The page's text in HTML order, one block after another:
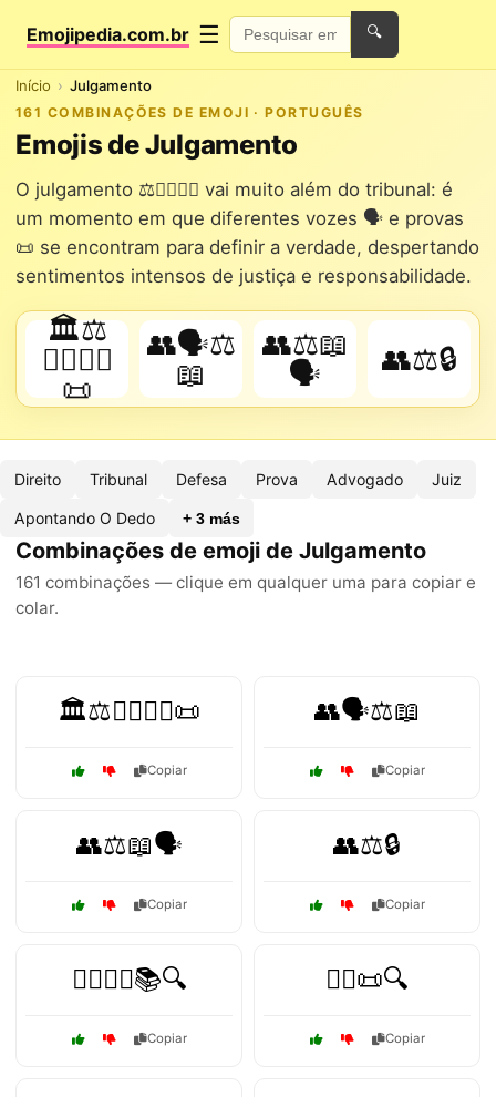
Emojipedia.com.br ☰ 🔍
Início Julgamento
161 COMBINAÇÕES DE EMOJI · PORTUGUÊS
Emojis de Julgamento
O julgamento ⚖️👨‍⚖️👩‍⚖️ vai muito além do tribunal: é
um momento em que diferentes vozes 🗣️ e provas
📜 se encontram para definir a verdade, despertando
sentimentos intensos de justiça e responsabilidade.
🏛️⚖️
👨‍⚖️👩‍⚖️
📜
👥🗣️⚖️
📖
👥⚖️📖
🗣️
👥⚖️🔒
Direito Tribunal Defesa Prova Advogado Juiz
Apontando O Dedo + 3 más
Combinações de emoji de Julgamento
161 combinações — clique em qualquer uma para copiar e
colar.
🏛️⚖️👨‍⚖️👩‍⚖️📜
Copiar
👥🗣️⚖️📖
Copiar
👥⚖️📖🗣️
Copiar
👥⚖️🔒
Copiar
👨‍⚖️👩‍⚖️📚🔍
Copiar
👩‍⚖️📜🔍
Copiar